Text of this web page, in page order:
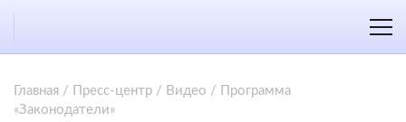
Главная / Пресс-центр / Видео /
Программа
«Законодатели»